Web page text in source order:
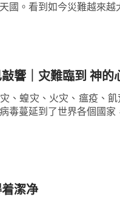
國。看到如今災難越來
響｜灾難臨到 神的
、蝗灾、火灾、瘟疫、
毒蔓延到了世界各個國
潔净